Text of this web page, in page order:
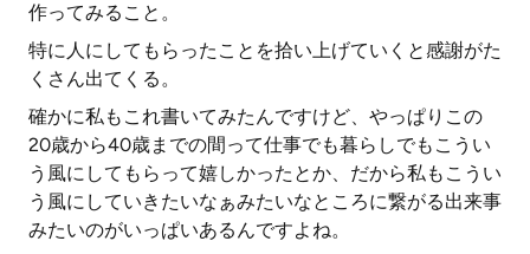
作ってみること。
特に人にしてもらったことを拾い上げていくと感謝がた
くさん出てくる。
確かに私もこれ書いてみたんですけど、やっぱりこの
20歳から40歳までの間って仕事でも暮らしでもこうい
う風にしてもらって嬉しかったとか、だから私もこうい
う風にしていきたいなぁみたいなところに繋がる出来事
みたいのがいっぱいあるんですよね。